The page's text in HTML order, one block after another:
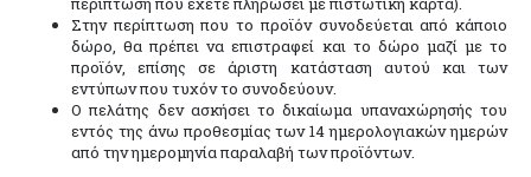
Στην περίπτωση που το προϊόν συνοδεύεται από κάποιο
δώρο, θα πρέπει να επιστραφεί και το δώρο μαζί με το
προϊόν, επίσης σε άριστη κατάσταση αυτού και των
εντύπων που τυχόν το συνοδεύουν.
Ο πελάτης δεν ασκήσει το δικαίωμα υπαναχώρησής του
εντός της άνω προθεσμίας των 14 ημερολογιακών ημερών
από την ημερομηνία παραλαβή των προϊόντων.